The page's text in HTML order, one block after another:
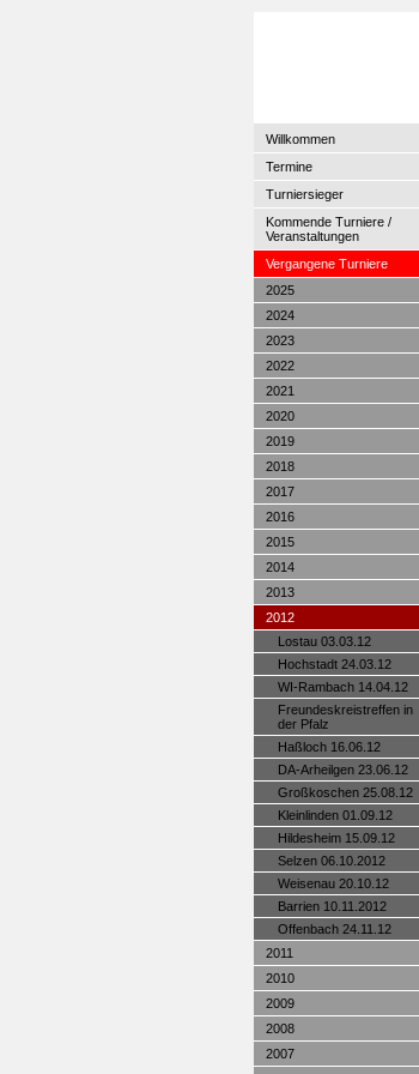
Willkommen
Termine
Turniersieger
Kommende Turniere /
Veranstaltungen
Vergangene Turniere
2025
2024
2023
2022
2021
2020
2019
2018
2017
2016
2015
2014
2013
2012
Lostau 03.03.12
Hochstadt 24.03.12
WI-Rambach 14.04.12
Freundeskreistreffen in
der Pfalz
Haßloch 16.06.12
DA-Arheilgen 23.06.12
Großkoschen 25.08.12
Kleinlinden 01.09.12
Hildesheim 15.09.12
Selzen 06.10.2012
Weisenau 20.10.12
Barrien 10.11.2012
Offenbach 24.11.12
2011
2010
2009
2008
2007